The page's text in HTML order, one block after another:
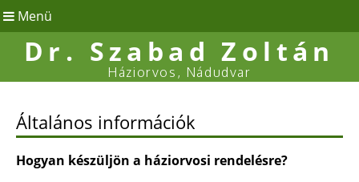
Menü
Dr. Szabad Zoltán
Háziorvos, Nádudvar
Általános információk
Hogyan készüljön a háziorvosi rendelésre?